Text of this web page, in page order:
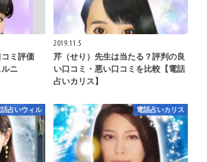
ミ評価
ルニ
2019.11.5
芹（せり）先生は当たる？評判の良
い口コミ・悪い口コミを比較【電話
占いカリス】
話占いウィル 電話占いカリス